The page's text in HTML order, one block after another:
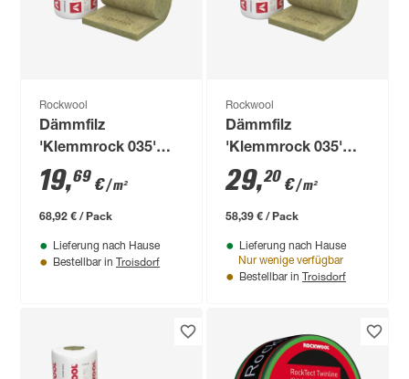
Rockwool
Dämmfilz
'Klemmrock 035'
350 x 100 x 14 cm
19,69 €/ m²
68,92 € / Pack
Lieferung nach Hause
Bestellbar in Troisdorf
Rockwool
Dämmfilz
'Klemmrock 035'
200 x 100 x 22 cm
29,20 €/ m²
58,39 € / Pack
Lieferung nach Hause
Nur wenige verfügbar
Bestellbar in Troisdorf